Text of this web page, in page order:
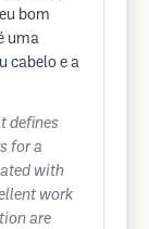
bom
uma
cabelo e a
defines
for a
with
work
are